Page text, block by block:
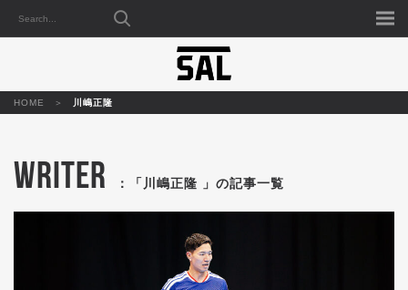
HOME 川嶋正隆
WRITER ：「川嶋正隆 」の記事一覧